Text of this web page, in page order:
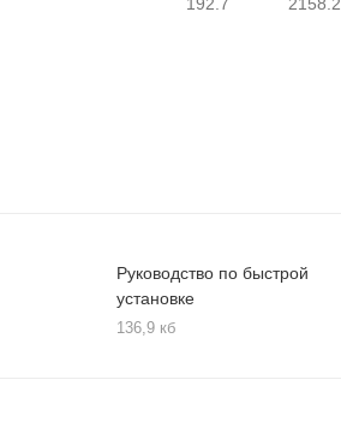
Руководство по быстрой
установке
136,9 кб